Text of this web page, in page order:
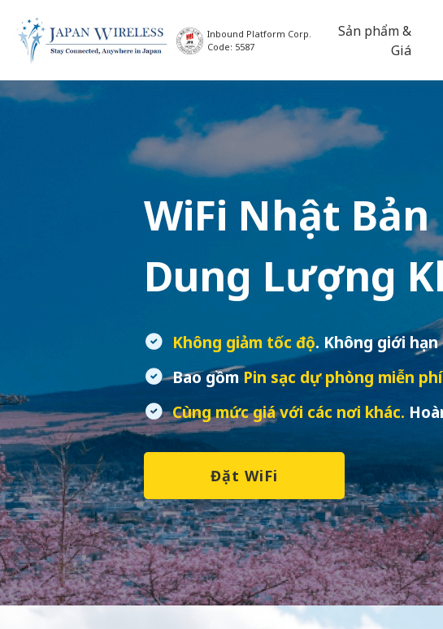
Inbound Platform Corp.
Code: 5587
Sản phẩm &
Giá
WiFi Nhật Bản
Dung Lượng
Không giảm tốc độ. Không giới
Bao gồm Pin sạc dự phòng miễn phí
Cùng mức giá với các nơi khác.
Đặt WiFi